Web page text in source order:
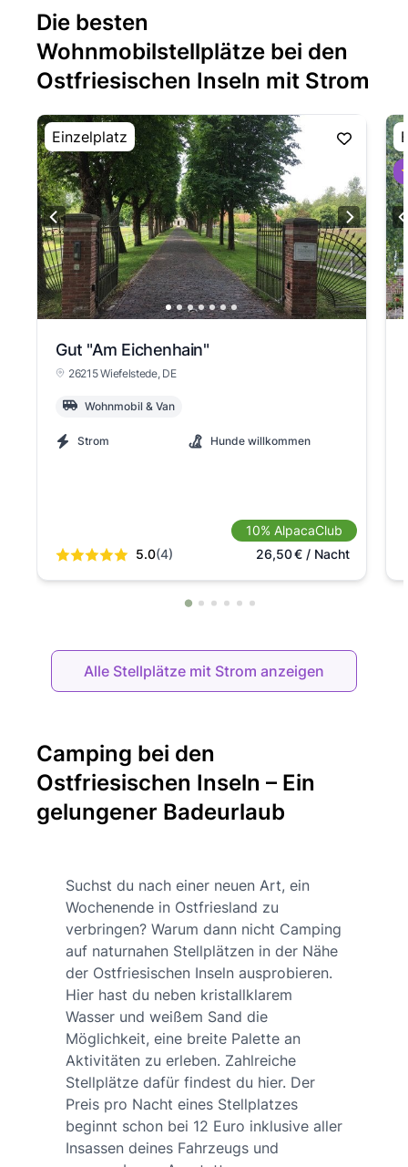
Die besten
Wohnmobilstellplätze bei den
Ostfriesischen Inseln mit Strom
Einzelplatz
Gut "Am Eichenhain"
26215 Wiefelstede, DE
Wohnmobil & Van
Strom Hunde willkommen
5.0(4)
10% AlpacaClub
26,50€/ Nacht
Alle Stellplätze mit Strom anzeigen
Camping bei den
Ostfriesischen Inseln – Ein
gelungener Badeurlaub
Suchst du nach einer neuen Art, ein
Wochenende in Ostfriesland zu
verbringen? Warum dann nicht Camping
auf naturnahen Stellplätzen in der Nähe
der Ostfriesischen Inseln ausprobieren.
Hier hast du neben kristallklarem
Wasser und weißem Sand die
Möglichkeit, eine breite Palette an
Aktivitäten zu erleben. Zahlreiche
Stellplätze dafür findest du hier. Der
Preis pro Nacht eines Stellplatzes
beginnt schon bei 12 Euro inklusive aller
Insassen deines Fahrzeugs und